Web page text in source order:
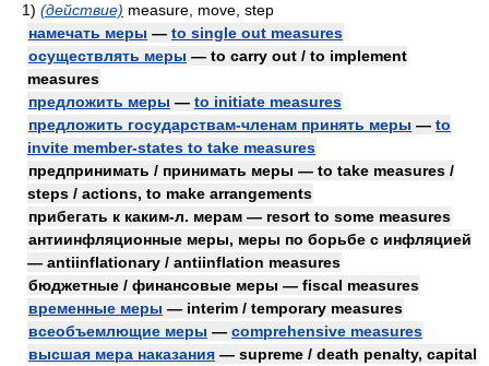
1) (действие) measure, move, step
намечать меры — to single out measures
осуществлять меры — to carry out / to implement
measures
предложить меры — to initiate measures
предложить государствам-членам принять меры — to
invite member-states to take measures
предпринимать / принимать меры — to take measures /
steps / actions, to make arrangements
прибегать к каким-л. мерам — resort to some measures
антиинфляционные меры, меры по борьбе с инфляцией
— antiinflationary / antiinflation measures
бюджетные / финансовые меры — fiscal measures
временные меры — interim / temporary measures
всеобъемлющие меры — comprehensive measures
высшая мера наказания — supreme / death penalty, capital